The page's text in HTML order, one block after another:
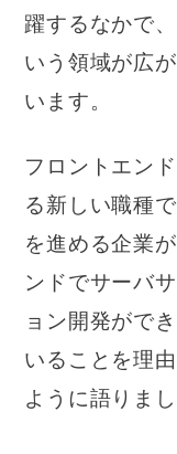
躍するなかで
いう領域が広
います。
フロントエン
る新しい職種
を進める企業
ンドでサーバ
ョン開発がで
いることを理
ように語りまし